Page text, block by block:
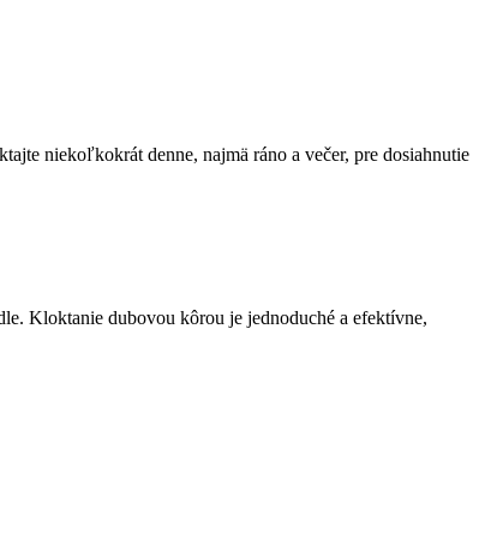
niekoľkokrát denne, najmä ráno a večer, pre dosiahnutie
Kloktanie dubovou kôrou je jednoduché a efektívne,